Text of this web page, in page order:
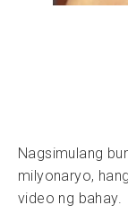
Nagsimulang
milyonaryo,
video ng bahay.